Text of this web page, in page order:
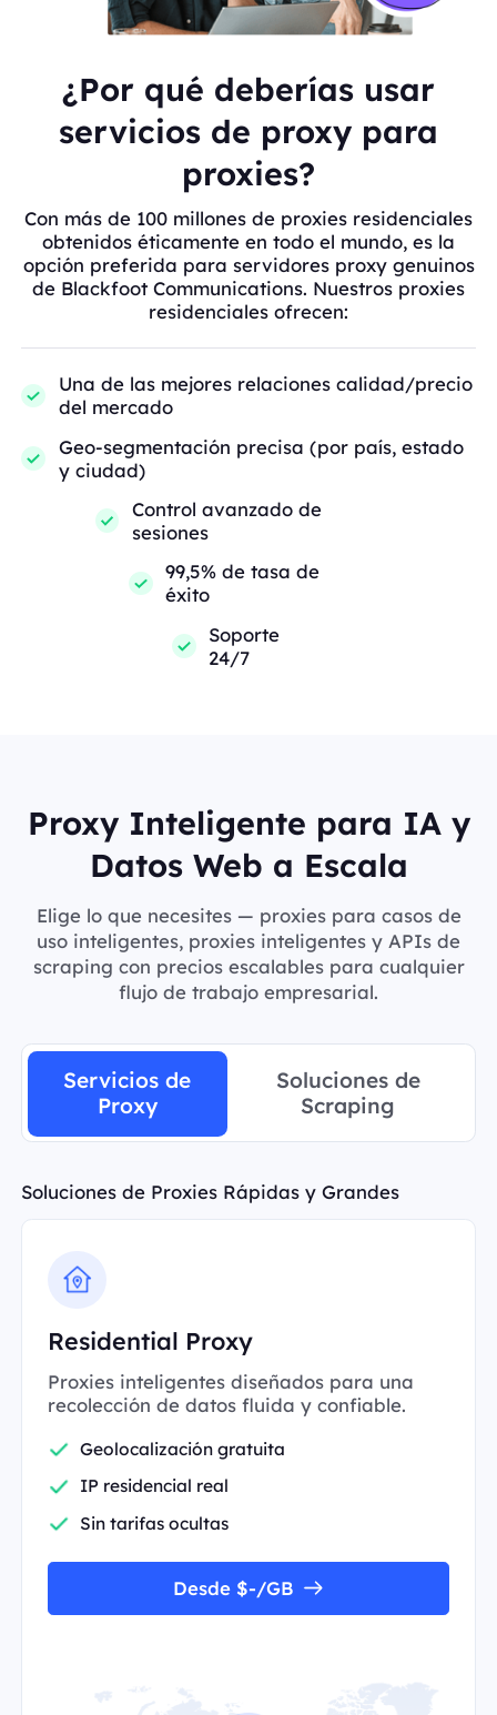
¿Por qué deberías usar
servicios de proxy para
proxies?
Con más de 100 millones de proxies residenciales
obtenidos éticamente en todo el mundo, es la
opción preferida para servidores proxy genuinos
de Blackfoot Communications. Nuestros proxies
residenciales ofrecen:
Una de las mejores relaciones calidad/precio
del mercado
Geo-segmentación precisa (por país, estado
y ciudad)
Control avanzado de
sesiones
99,5% de tasa de
éxito
Soporte
24/7
Proxy Inteligente para IA y
Datos Web a Escala
Elige lo que necesites — proxies para casos de
uso inteligentes, proxies inteligentes y APIs de
scraping con precios escalables para cualquier
flujo de trabajo empresarial.
Servicios de
Proxy
Soluciones de
Scraping
Soluciones de Proxies Rápidas y Grandes
Residential Proxy
Proxies inteligentes diseñados para una
recolección de datos fluida y confiable.
Geolocalización gratuita
IP residencial real
Sin tarifas ocultas
Desde $-/GB